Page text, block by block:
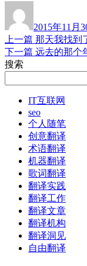
于
2015年11月
文
章
上一篇 上
篇
那天我找到
下一篇 下
章：
远去的那个
搜索
IT互联网
seo
个人随笔
创意翻译
术语翻译
机器翻译
歌词翻译
翻译实践
翻译工作
翻译文章
翻译机构
翻译洞见
自由翻译